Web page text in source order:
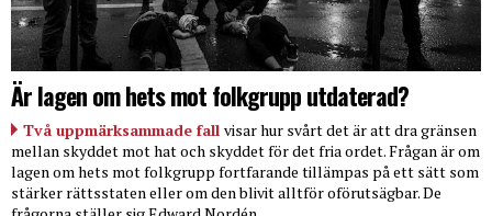
Är lagen om hets mot folkgrupp utdaterad?
Två uppmärksammade fall visar hur svårt det är att dra gränsen
mellan skyddet mot hat och skyddet för det fria ordet. Frågan är om
lagen om hets mot folkgrupp fortfarande tillämpas på ett sätt som
stärker rättsstaten eller om den blivit alltför oförutsägbar. De